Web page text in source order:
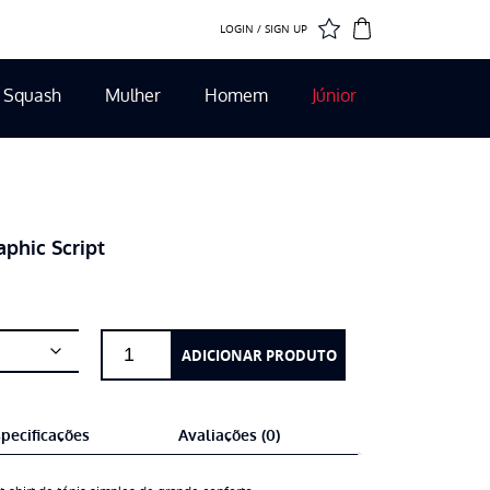
LOGIN / SIGN UP
Squash Mulher Homem Júnior
Script
ADICIONAR PRODUTO
Avaliações (0)